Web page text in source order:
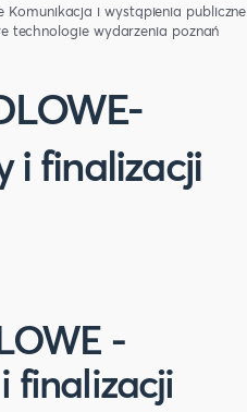
Komunikacja i wystąpienia publiczne
technologie wydarzenia poznań
i finalizacji
-
finalizacji